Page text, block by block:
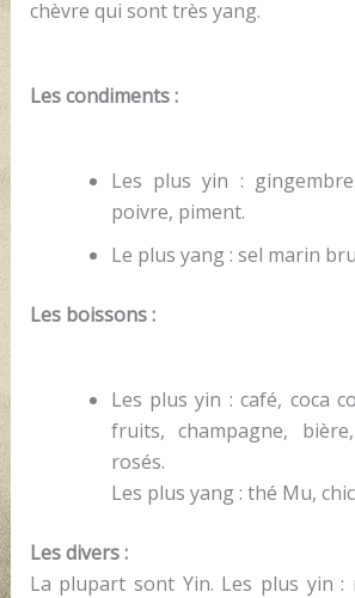
chèvre qui sont très yang.
Les condiments :
Les plus yin :
poivre, piment.
Le plus yang : sel marin
Les boissons :
Les plus yin : café, coca
fruits, champagne,
rosés.
Les plus yang : thé Mu,
Les divers :
La plupart sont Yin. Les plus yin :